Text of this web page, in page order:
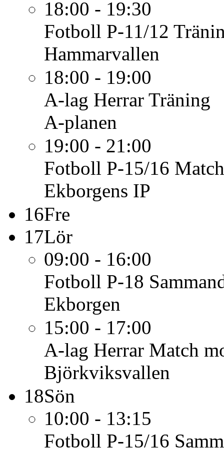
18:00 - 19:30
Fotboll P-11/12
Hammarvallen
18:00 - 19:00
A-lag Herrar Träning
A-planen
19:00 - 21:00
Fotboll P-15/16
Ekborgens IP
16Fre
17Lör
09:00 - 16:00
Fotboll P-18
Ekborgen
15:00 - 17:00
A-lag Herrar Match
Björkviksvallen
18Sön
10:00 - 13:15
Fotboll P-15/16